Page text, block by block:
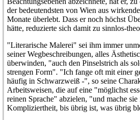
der bedeutendsten von Wien aus
Monate überlebt. Dass er noch höchst
hätte, reduzierte sich damit zu sinnlos-
"Literarische Malerei" sei ihm immer
seiner Wegbeschreibungen, alles
überwinden, "auch den Pinselstrich als
strengen Form". "Ich fange oft mit einer
häufig in Schwarzweiß -", so seine
Arbeitsweisen, die auf eine "möglichst
reinen Sprache" abzielen, "und mache
Kompliziertheit, bis übrig ist, was übrig